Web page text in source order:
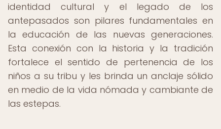
identidad cultural y el legado de los
antepasados son pilares fundamentales en
la educación de las nuevas generaciones.
Esta conexión con la historia y la tradición
fortalece el sentido de pertenencia de los
niños a su tribu y les brinda un anclaje sólido
en medio de la vida nómada y cambiante de
las estepas.